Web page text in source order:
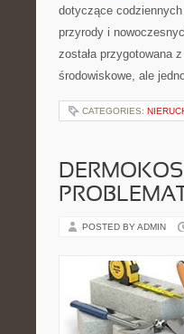
dotyczące
przyrody i
została przygotowana
środowiskowe, ale
CATEGORIES:
POSTED BY ADMIN